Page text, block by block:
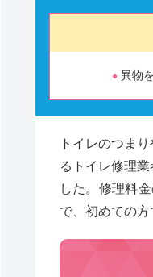
異物
トイレのつま
るトイレ修理
した。修理料
で、初めての方